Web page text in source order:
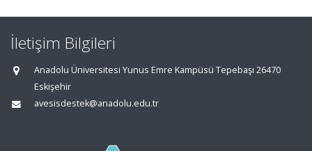
İletişim Bilgileri
Anadolu Üniversitesi Yunus Emre Kampüsü Tepebaşı 26470
Eskişehir
avesisdestek@anadolu.edu.tr